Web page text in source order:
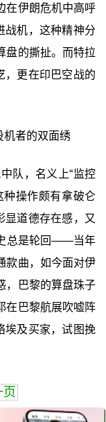
伊朗危机中高呼
战机，这种精神分
盘的撕扯。而特拉
，更在印巴空战的
机者的双面绣
队，名义上“监控
种操作颇有拿破仑
显道德存在感，又
总是轮回——当年
款曲，如今面对伊
，巴黎的算盘珠子
在巴黎航展吹嘘阵
埃及买家，试图挽
页